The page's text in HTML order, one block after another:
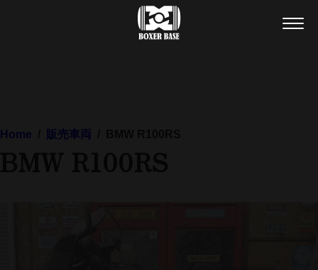
Home 販売車両